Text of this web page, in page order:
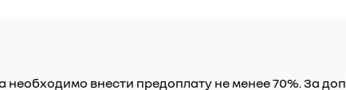
необходимо внести предоплату не менее 70%. За